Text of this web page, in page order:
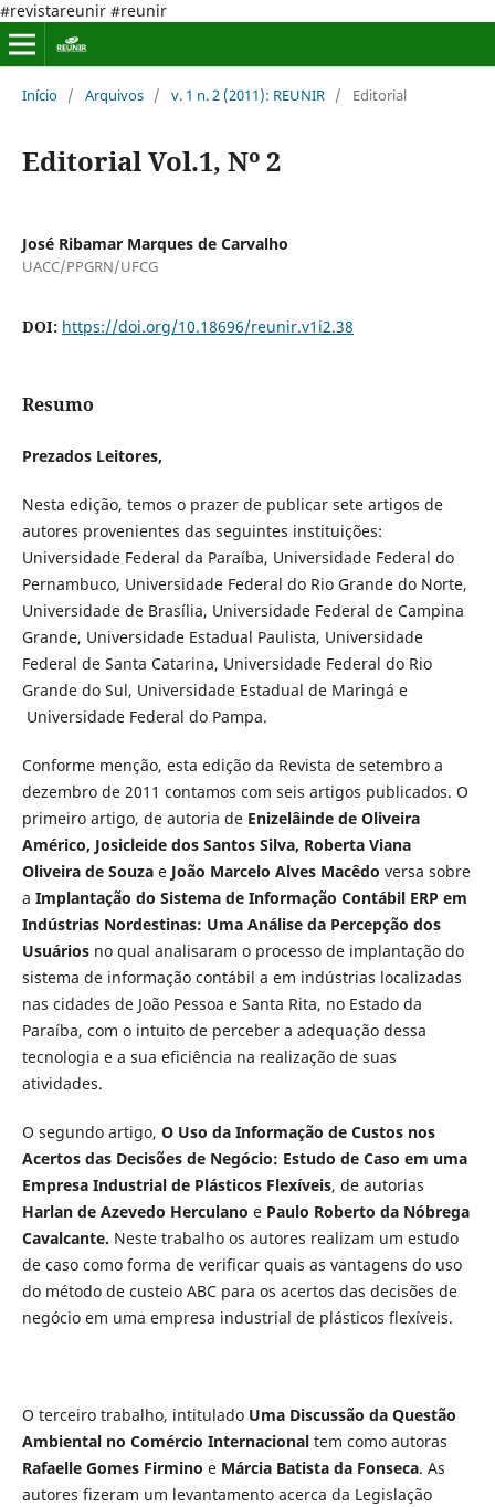
#revistareunir #reunir
Início / Arquivos / v. 1 n. 2 (2011): REUNIR / Editorial
Editorial Vol.1, Nº 2
José Ribamar Marques de Carvalho
UACC/PPGRN/UFCG
DOI: https://doi.org/10.18696/reunir.v1i2.38
Resumo
Prezados Leitores,
Nesta edição, temos o prazer de publicar sete artigos de
autores provenientes das seguintes instituições:
Universidade Federal da Paraíba, Universidade Federal do
Pernambuco, Universidade Federal do Rio Grande do Norte,
Universidade de Brasília, Universidade Federal de Campina
Grande, Universidade Estadual Paulista, Universidade
Federal de Santa Catarina, Universidade Federal do Rio
Grande do Sul, Universidade Estadual de Maringá e
Universidade Federal do Pampa.
Conforme menção, esta edição da Revista de setembro a
dezembro de 2011 contamos com seis artigos publicados. O
primeiro artigo, de autoria de Enizelâinde de Oliveira
Américo, Josicleide dos Santos Silva, Roberta Viana
Oliveira de Souzae João Marcelo Alves Macêdo versa sobre
a Implantação do Sistema de Informação Contábil ERP em
Indústrias Nordestinas: Uma Análise da Percepção dos
Usuários no qual analisaram o processo de implantação do
sistema de informação contábil a em indústrias localizadas
nas cidades de João Pessoa e Santa Rita, no Estado da
Paraíba, com o intuito de perceber a adequação dessa
tecnologia e a sua eficiência na realização de suas
atividades.
O segundo artigo, O Uso da Informação de Custos nos
Acertos das Decisões de Negócio: Estudo de Caso em uma
Empresa Industrial de Plásticos Flexíveis, de autorias
Harlan de Azevedo Herculano e Paulo Roberto da Nóbrega
Cavalcante. Neste trabalho os autores realizam um estudo
de caso como forma de verificar quais as vantagens do uso
do método de custeio ABC para os acertos das decisões de
negócio em uma empresa industrial de plásticos flexíveis.
O terceiro trabalho, intitulado Uma Discussão da Questão
Ambiental no Comércio Internacionaltem como autoras
Rafaelle Gomes Firmino e Márcia Batista da Fonseca. As
autores fizeram um levantamento acerca da Legislação